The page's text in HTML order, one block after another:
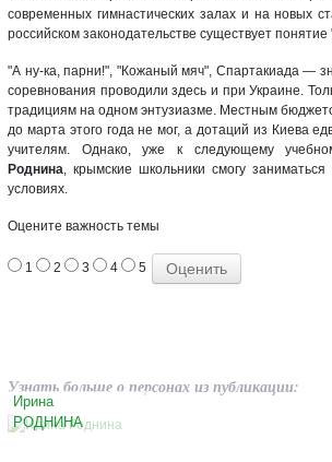
современных гимнастических залах и на новых
российском законодательстве существует
"А ну-ка, парни!", "Кожаный мяч", Спартакиада —
соревнования проводили здесь и при Украине.
традициям на одном энтузиазме. Местным
до марта этого года не мог, а дотаций из Киева
учителям. Однако, уже к следующему
Роднина, крымские школьники смогу
условиях.
Оцените важность темы
1 2 3 4 5
Узнать больше о персонах из публикации:
Ирина
РОДНИНА